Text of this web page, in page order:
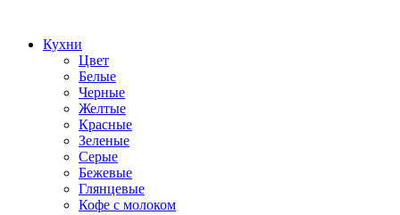
Кухни
Цвет
Белые
Черные
Желтые
Красные
Зеленые
Серые
Бежевые
Глянцевые
Кофе с молоком